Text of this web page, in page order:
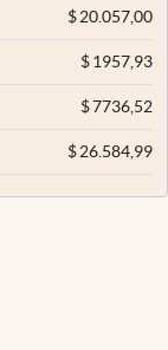
$20.057,00
$1957,93
$7736,52
$26.584,99